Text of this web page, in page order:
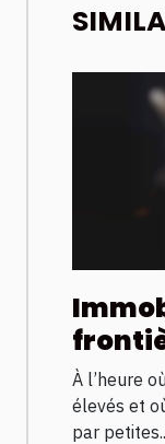
À l’heure
élevés et
par